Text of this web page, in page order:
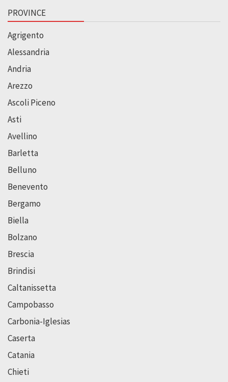
PROVINCE
Agrigento
Alessandria
Andria
Arezzo
Ascoli Piceno
Asti
Avellino
Barletta
Belluno
Benevento
Bergamo
Biella
Bolzano
Brescia
Brindisi
Caltanissetta
Campobasso
Carbonia-Iglesias
Caserta
Catania
Chieti